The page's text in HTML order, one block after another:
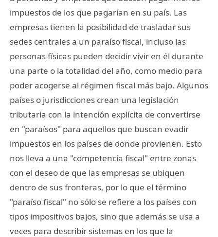
impuestos de los que pagarían en su país. Las
empresas tienen la posibilidad de trasladar sus
sedes centrales a un paraíso fiscal, incluso las
personas físicas pueden decidir vivir en él durante
una parte o la totalidad del año, como medio para
poder acogerse al régimen fiscal más bajo. Algunos
países o jurisdicciones crean una legislación
tributaria con la intención explícita de convertirse
en "paraísos" para aquellos que buscan evadir
impuestos en los países de donde provienen. Esto
nos lleva a una "competencia fiscal" entre zonas
con el deseo de que las empresas se ubiquen
dentro de sus fronteras, por lo que el término
"paraíso fiscal" no sólo se refiere a los países con
tipos impositivos bajos, sino que además se usa a
veces para describir sistemas en los que la